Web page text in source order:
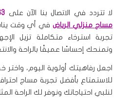
لا تتردد في الاتصال بنا الآن على
مساج منزلي الرياضفي أي وقت
تجربة استرخاء متكاملة تزيل
وتمنحك إحساسًا عميقًا بالراحة
اجعل رفاهيتك أولوية اليوم، واختر
للاستمتاع بأفضل تجربة مساج
لنلبي احتياجاتك ونوفر لك الراحة